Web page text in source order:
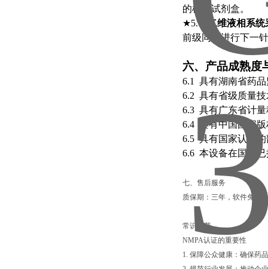
的检测试剂盒。
★5.6
二维液相系
前级同时进行下一
六、产品成熟度
6.1 具有湖南省药
6.2 具有省级质量
6.3 具有广东省计
6.4 具有中国国家
6.5 具有国家认可
6.6 本设备在国内
七、售后服务
质保期：三年，软件免费
常识科普
NMPA认证的重要性
1. 保障公众健康：确保药